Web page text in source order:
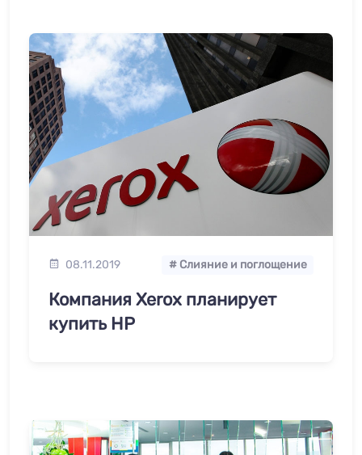
08.11.2019 # Слияние и поглощение
Компания Xerox планирует
купить HP